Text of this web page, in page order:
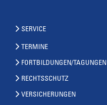
SERVICE
TERMINE
FORTBILDUNGEN/TAGUNGEN
RECHTSSCHUTZ
VERSICHERUNGEN